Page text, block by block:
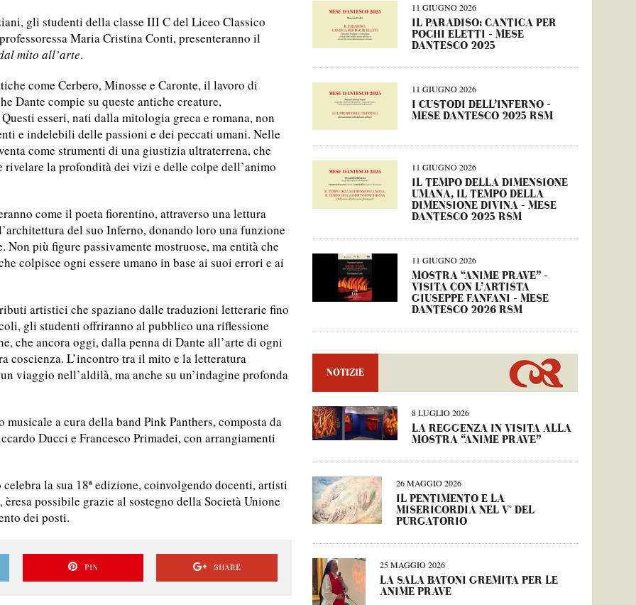
gli studenti della classe III C del Liceo Classico
Maria Cristina Conti, presenteranno il
mito all’arte.
come Cerbero, Minosse e Caronte, il lavoro di
Dante compie su queste antiche creature,
esseri, nati dalla mitologia greca e romana, non
e indelebili delle passioni e dei peccati umani. Nelle
come strumenti di una giustizia ultraterrena, che
la profondità dei vizi e delle colpe dell’animo
come il poeta fiorentino, attraverso una lettura
del suo Inferno, donando loro una funzione
più figure passivamente mostruose, ma entità che
colpisce ogni essere umano in base ai suoi errori e ai
artistici che spaziano dalle traduzioni letterarie fino
gli studenti offriranno al pubblico una riflessione
che ancora oggi, dalla penna di Dante all’arte di ogni
coscienza. L’incontro tra il mito e la letteratura
viaggio nell’aldilà, ma anche su un’indagine profonda
a cura della band Pink Panthers, composta da
Ducci e Francesco Primadei, con arrangiamenti
celebra la sua 18ª edizione, coinvolgendo docenti, artisti
possibile grazie al sostegno della Società Unione
dei posti.
PIN SHARE
11 GIUGNO 2026
IL PARADISO: CANTICA PER
POCHI ELETTI – MESE
DANTESCO 2025
11 GIUGNO 2026
I CUSTODI DELL’INFERNO –
MESE DANTESCO 2025 RSM
11 GIUGNO 2026
IL TEMPO DELLA DIMENSIONE
UMANA, IL TEMPO DELLA
DIMENSIONE DIVINA – MESE
DANTESCO 2025 RSM
11 GIUGNO 2026
MOSTRA “ANIME PRAVE” –
VISITA CON L’ARTISTA
GIUSEPPE FANFANI – MESE
DANTESCO 2026 RSM
NOTIZIE
8 LUGLIO 2026
LA REGGENZA IN VISITA ALLA
MOSTRA “ANIME PRAVE”
26 MAGGIO 2026
IL PENTIMENTO E LA
MISERICORDIA NEL V° DEL
PURGATORIO
25 MAGGIO 2026
LA SALA BATONI GREMITA PER LE
ANIME PRAVE